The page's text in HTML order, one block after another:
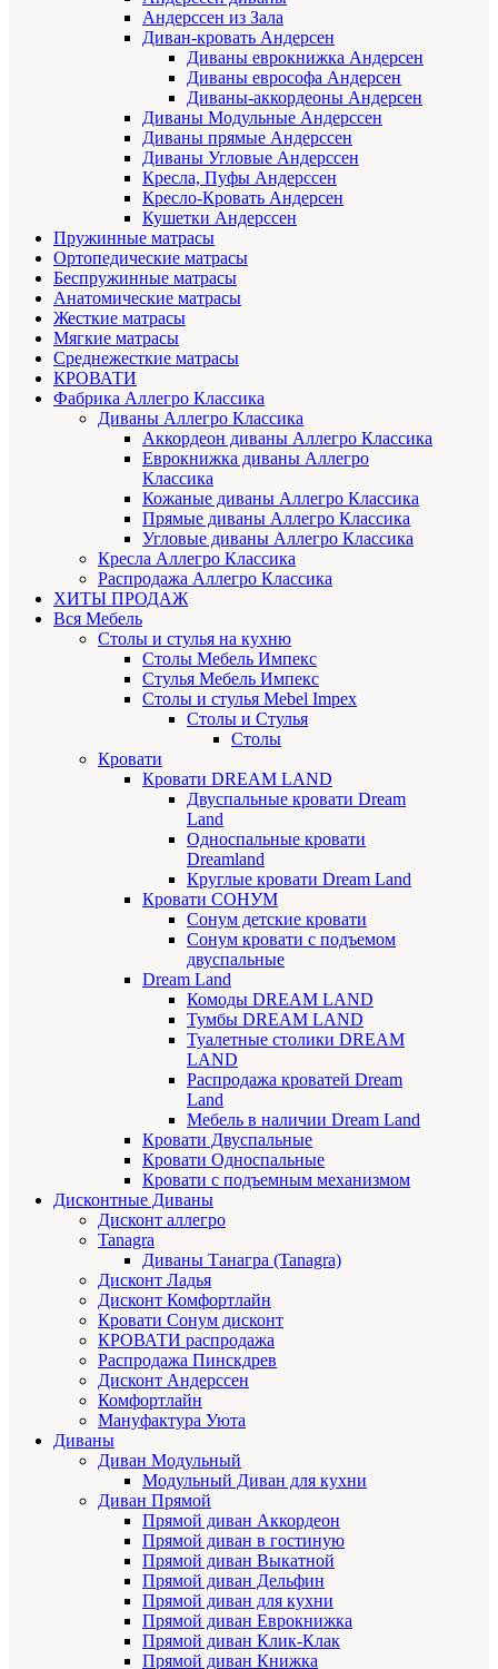
Андерссен из Зала
Диван-кровать Андерсен
Диваны еврокнижка Андерсен
Диваны еврософа Андерсен
Диваны-аккордеоны Андерсен
Диваны Модульные Андерссен
Диваны прямые Андерссен
Диваны Угловые Андерссен
Кресла, Пуфы Андерссен
Кресло-Кровать Андерсен
Кушетки Андерссен
Пружинные матрасы
Ортопедические матрасы
Беспружинные матрасы
Анатомические матрасы
Жесткие матрасы
Мягкие матрасы
Среднежесткие матрасы
КРОВАТИ
Фабрика Аллегро Классика
Диваны Аллегро Классика
Аккордеон диваны Аллегро Классика
Еврокнижка диваны Аллегро
Классика
Кожаные диваны Аллегро Классика
Прямые диваны Аллегро Классика
Угловые диваны Аллегро Классика
Кресла Аллегро Классика
Распродажа Аллегро Классика
ХИТЫ ПРОДАЖ
Вся Мебель
Столы и стулья на кухню
Столы Мебель Импекс
Стулья Мебель Импекс
Cтолы и стулья Mebel Impex
Столы и Стулья
Столы
Кровати
Кровати DREAM LAND
Двуспальные кровати Dream
Land
Односпальные кровати
Dreamland
Круглые кровати Dream Land
Кровати СОНУМ
Сонум детские кровати
Сонум кровати с подъемом
двуспальные
Dream Land
Комоды DREAM LAND
Тумбы DREAM LAND
Туалетные столики DREAM
LAND
Распродажа кроватей Dream
Land
Мебель в наличии Dream Land
Кровати Двуспальные
Кровати Односпальные
Кровати с подъемным механизмом
Дисконтные Диваны
Дисконт аллегро
Tanagra
Диваны Танагра (Tanagra)
Дисконт Ладья
Дисконт Комфортлайн
Кровати Сонум дисконт
КРОВАТИ распродажа
Распродажа Пинскдрев
Дисконт Андерссен
Комфортлайн
Мануфактура Уюта
Диваны
Диван Модульный
Модульный Диван для кухни
Диван Прямой
Прямой диван Аккордеон
Прямой диван в гостиную
Прямой диван Выкатной
Прямой диван Дельфин
Прямой диван для кухни
Прямой диван Еврокнижка
Прямой диван Клик-Клак
Прямой диван Книжка